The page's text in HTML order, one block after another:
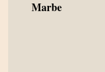
Marbe